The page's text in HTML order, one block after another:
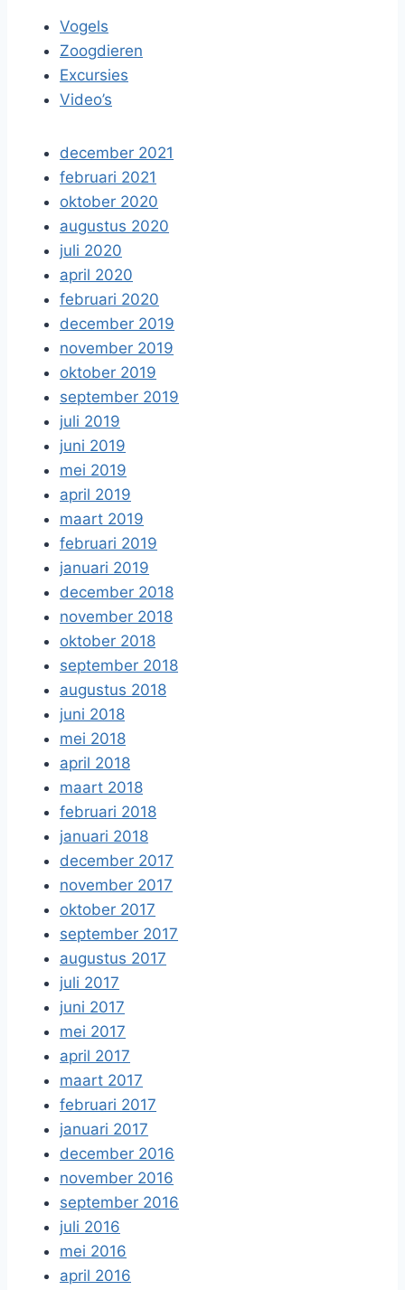
Vogels
Zoogdieren
Excursies
Video’s
december 2021
februari 2021
oktober 2020
augustus 2020
juli 2020
april 2020
februari 2020
december 2019
november 2019
oktober 2019
september 2019
juli 2019
juni 2019
mei 2019
april 2019
maart 2019
februari 2019
januari 2019
december 2018
november 2018
oktober 2018
september 2018
augustus 2018
juni 2018
mei 2018
april 2018
maart 2018
februari 2018
januari 2018
december 2017
november 2017
oktober 2017
september 2017
augustus 2017
juli 2017
juni 2017
mei 2017
april 2017
maart 2017
februari 2017
januari 2017
december 2016
november 2016
september 2016
juli 2016
mei 2016
april 2016